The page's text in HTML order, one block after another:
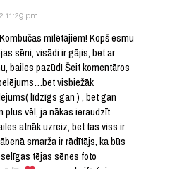
11:29 pm
mīlētājiem! Kopš esmu
sēni, visādi ir gājis, bet ar
bailes pazūd! Šeit komentāros
visbiežāk
līdzīgs gan ) , bet gan
plus vēl, ja nākas ieraudzīt
atnāk uzreiz, bet tas viss ir
smarža ir rādītājs, ka būs
tējas sēnes foto